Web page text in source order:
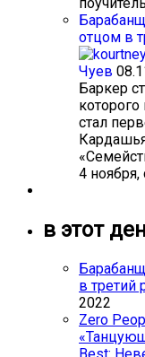
отцом в
Чуев
Баркер
стал
4
в этот
в третий
2022
Zero
Best: